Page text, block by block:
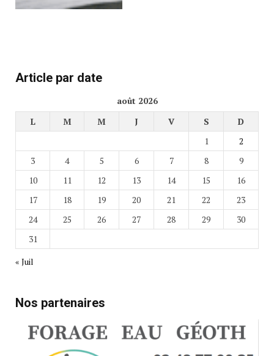
Article par date
août 2026
L
M M J V S
D
1
2
3
4 5 6 7 8
9
10
11 12 13 14 15
16
17
18 19 20 21 22
23
24
25 26 27 28 29
30
31
« Juil
Nos partenaires